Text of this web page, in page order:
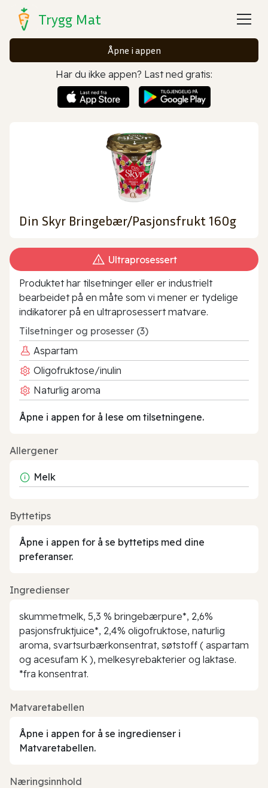
Trygg Mat
Åpne i appen
Har du ikke appen? Last ned gratis:
Din Skyr Bringebær/Pasjonsfrukt 160g
Ultraprosessert
Produktet har tilsetninger eller er industrielt
bearbeidet på en måte som vi mener er tydelige
indikatorer på en ultraprosessert matvare.
Tilsetninger og prosesser (3)
Aspartam
Oligofruktose/inulin
Naturlig aroma
Åpne i appen for å lese om tilsetningene.
Allergener
Melk
Byttetips
Åpne i appen for å se byttetips med dine
preferanser.
Ingredienser
skummetmelk, 5,3 % bringebærpure*, 2,6%
pasjonsfruktjuice*, 2,4% oligofruktose, naturlig
aroma, svartsurbærkonsentrat, søtstoff ( aspartam
og acesufam K ), melkesyrebakterier og laktase.
*fra konsentrat.
Matvaretabellen
Åpne i appen for å se ingredienser i
Matvaretabellen.
Næringsinnhold